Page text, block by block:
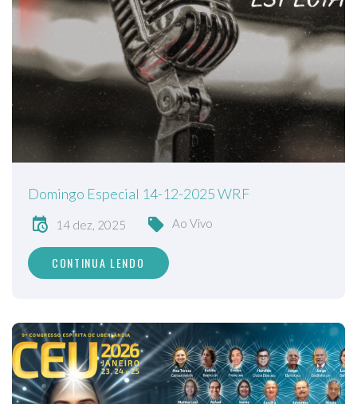
Domingo Especial 14-12-2025 WRF
14 dez, 2025 Ao Vivo
CONTINUA LENDO